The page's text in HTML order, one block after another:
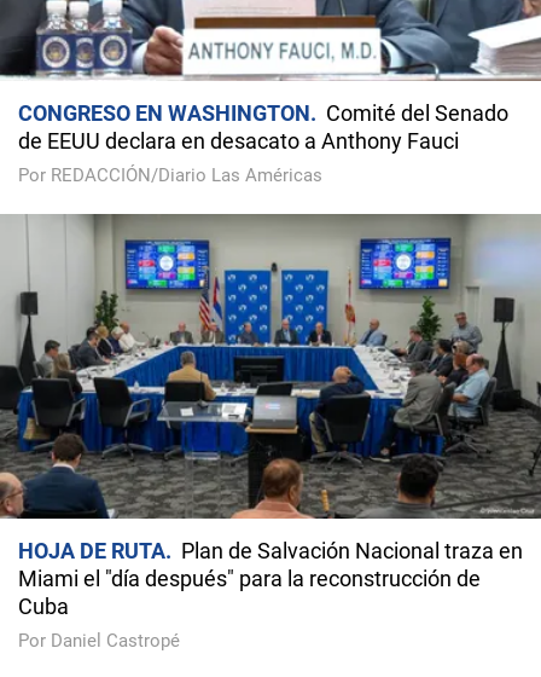
CONGRESO EN WASHINGTON
Comité del Senado
de EEUU declara en desacato a Anthony Fauci
Por REDACCIÓN/Diario Las Américas
HOJA DE RUTA
Plan de Salvación Nacional traza en
Miami el "día después" para la reconstrucción de
Cuba
Por Daniel Castropé